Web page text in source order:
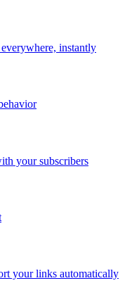
instantly
your subscribers
your links automatically